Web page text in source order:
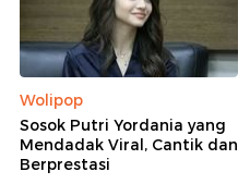
Wolipop
Sosok Putri Yordania yang
Mendadak Viral, Cantik dan
Berprestasi